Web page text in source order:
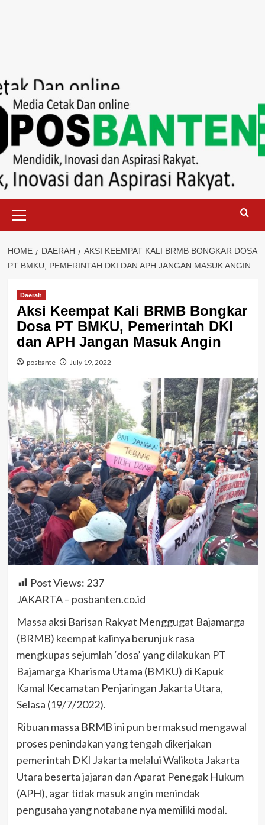
to
content
Menu
HOME DAERAH
AKSI KEEMPAT KALI BRMB BONGKAR DOSA
PT BMKU, PEMERINTAH DKI DAN APH JANGAN MASUK ANGIN
Daerah
Aksi Keempat Kali BRMB Bongkar
Dosa PT BMKU, Pemerintah DKI
dan APH Jangan Masuk Angin
posbante July 19, 2022
Post Views: 237
JAKARTA – posbanten.co.id
Massa aksi Barisan Rakyat Menggugat Bajamarga
(BRMB) keempat kalinya berunjuk rasa
mengkupas sejumlah ‘dosa’ yang dilakukan PT
Bajamarga Kharisma Utama (BMKU) di Kapuk
Kamal Kecamatan Penjaringan Jakarta Utara,
Selasa (19/7/2022).
Ribuan massa BRMB ini pun bermaksud mengawal
proses penindakan yang tengah dikerjakan
pemerintah DKI Jakarta melalui Walikota Jakarta
Utara beserta jajaran dan Aparat Penegak Hukum
(APH), agar tidak masuk angin menindak
pengusaha yang notabane nya memiliki modal.